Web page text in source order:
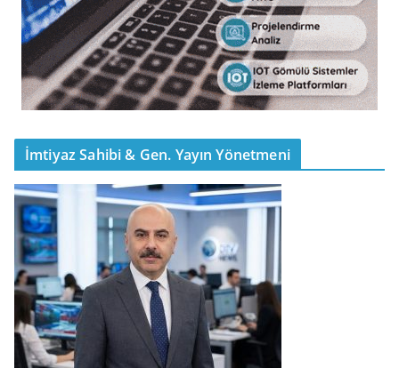
İmtiyaz Sahibi & Gen. Yayın Yönetmeni